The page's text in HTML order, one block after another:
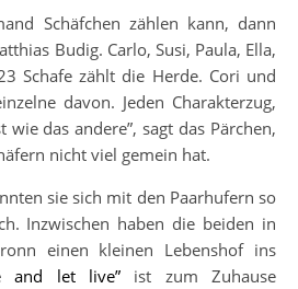
Schäfchen zählen kann, dann
Budig. Carlo, Susi, Paula, Ella,
Schafe zählt die Herde. Cori und
davon. Jeden Charakterzug,
wie das andere”, sagt das Pärchen,
nicht viel gemein hat.
sie sich mit den Paarhufern so
Inzwischen haben die beiden in
einen kleinen Lebenshof ins
and let live”ist zum Zuhause